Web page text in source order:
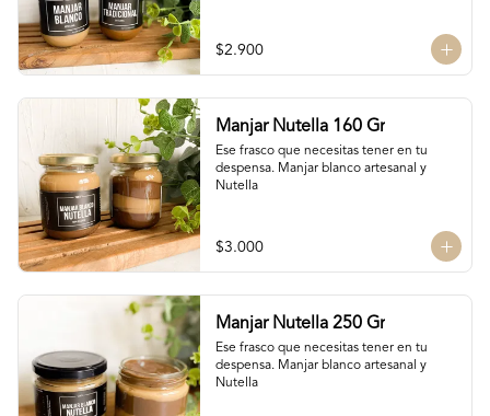
El manjar tradicional, al tener mayor
tiempo de cocción tiene un sabor más
caramelizado y fuerte que el manjar
duración pero esto a la vez hace que sea
un sabor más suave y artesanal, más de
casa.
$2.900
Manjar Nutella 160 Gr
Ese frasco que necesitas tener en tu
despensa. Manjar blanco artesanal y
Nutella
$3.000
Manjar Nutella 250 Gr
Ese frasco que necesitas tener en tu
despensa. Manjar blanco artesanal y
Nutella